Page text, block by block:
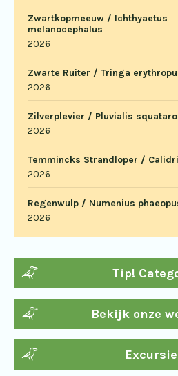
Zwartkopmeeuw / Ichthyaetus
melanocephalus
2026
Zwarte Ruiter / Tringa
2026
Zilverplevier / Pluvialis
2026
Temmincks Strandloper /
2026
Regenwulp / Numenius
2026
Tip!
Bekijk onze